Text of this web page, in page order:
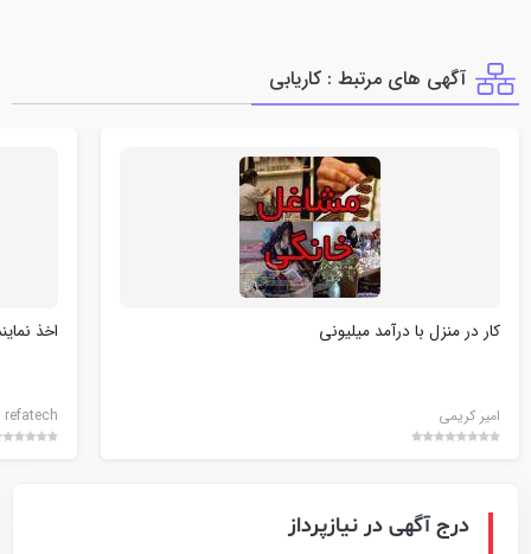
آگهی های مرتبط : كاريابي
کار در منزل با درآمد میلیونی
امیر کریمی
اخذ
refatech
درج آگهی در نیازپرداز